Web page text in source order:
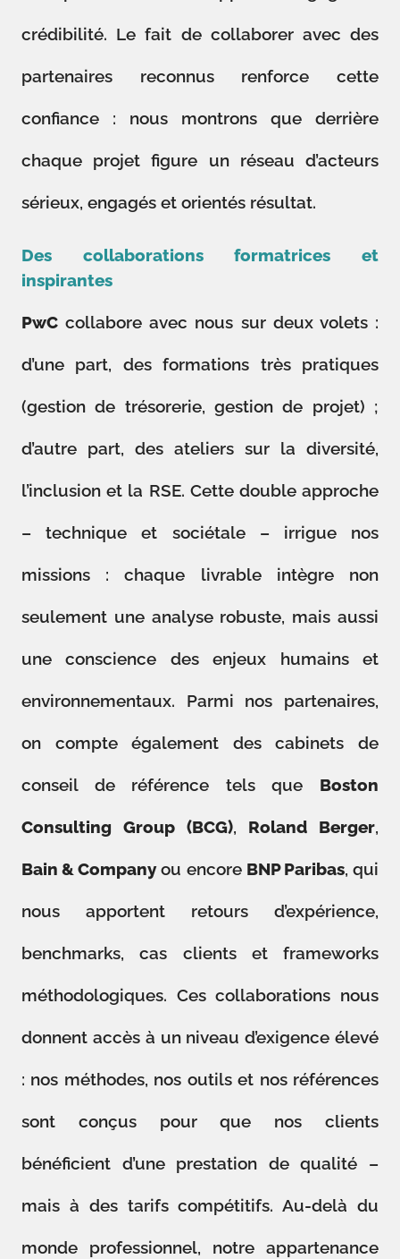
crédibilité. Le fait de collaborer avec des
partenaires reconnus renforce cette
confiance : nous montrons que derrière
chaque projet figure un réseau d’acteurs
sérieux, engagés et orientés résultat.
Des collaborations formatrices et
inspirantes
PwCcollabore avec nous sur deux volets :
d’une part, des formations très pratiques
(gestion de trésorerie, gestion de projet) ;
d’autre part, des ateliers sur la diversité,
l’inclusion et la RSE. Cette double approche
– technique et sociétale – irrigue nos
missions : chaque livrable intègre non
seulement une analyse robuste, mais aussi
une conscience des enjeux humains et
environnementaux. Parmi nos partenaires,
on compte également des cabinets de
conseil de référence tels que Boston
Consulting Group (BCG), Roland Berger,
Bain & Companyou encore BNP Paribas, qui
nous apportent retours d’expérience,
benchmarks, cas clients et frameworks
méthodologiques. Ces collaborations nous
donnent accès à un niveau d’exigence élevé
: nos méthodes, nos outils et nos références
sont conçus pour que nos clients
bénéficient d’une prestation de qualité –
mais à des tarifs compétitifs. Au-delà du
monde professionnel, notre appartenance